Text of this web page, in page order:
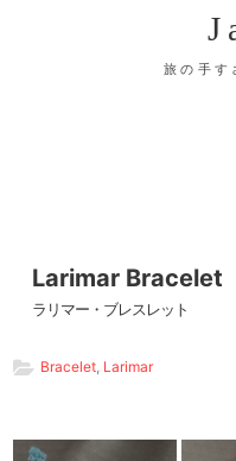
旅の手す
Larimar Bracelet
ラリマー・ブレスレット
Bracelet, Larimar